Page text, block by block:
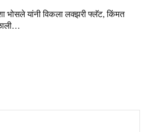
भोसले यांनी विकला लक्झरी फ्लॅट, किंमत